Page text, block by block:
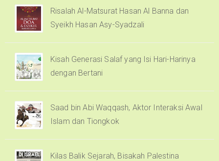
Risalah Al-Matsurat Hasan Al Banna dan
Syeikh Hasan Asy-Syadzali
Kisah Generasi Salaf yang Isi Hari-Harinya
dengan Bertani
Saad bin Abi Waqqash, Aktor Interaksi Awal
Islam dan Tiongkok
Kilas Balik Sejarah, Bisakah Palestina